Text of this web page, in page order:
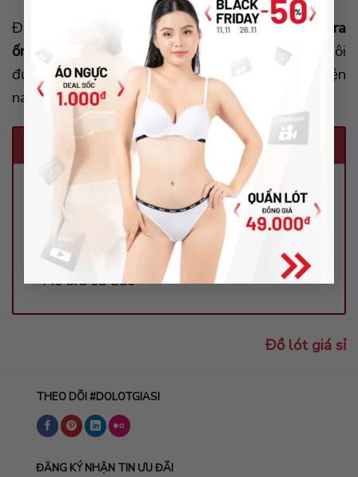
Đồ lót giá sỉ là đơn vị chuyên cung cấpsỉ áo bra
ống
tại TP Hồ Chí Minh và toàn quốc. Chúng tôi
đưa ra mức giá ưu đãi, tốt nhất thị trường hiện
nay!
Tham khảo các dòng áo bra phổ biến
Áo bra ren
Áo bra tập gym
Áo bra cotton
Áo bra su đúc
Đồ lót giá sỉ
THEO DÕI #DOLOTGIASI
ĐĂNG KÝ NHẬN TIN ƯU ĐÃI